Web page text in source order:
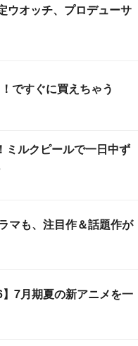
ウオッチ、プロデューサ
ですぐに買えちゃう
ミルクピールで一日中ず
マも、注目作＆話題作が
】7月期夏の新アニメを一